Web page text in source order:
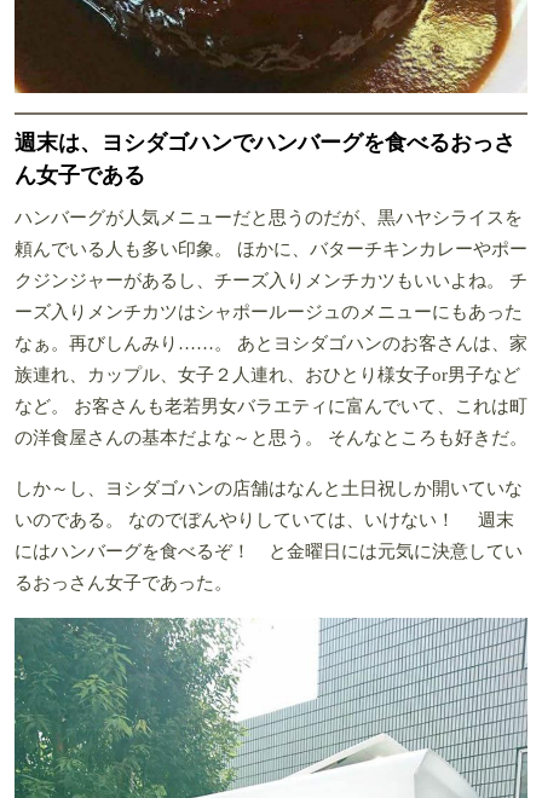
週末は、ヨシダゴハンでハンバーグを食べるおっさ
ん女子である
ハンバーグが人気メニューだと思うのだが、黒ハヤシライスを
頼んでいる人も多い印象。 ほかに、バターチキンカレーやポー
クジンジャーがあるし、チーズ入りメンチカツもいいよね。 チ
ーズ入りメンチカツはシャポールージュのメニューにもあった
なぁ。再びしんみり……。 あとヨシダゴハンのお客さんは、家
族連れ、カップル、女子２人連れ、おひとり様女子or男子など
など。 お客さんも老若男女バラエティに富んでいて、これは町
の洋食屋さんの基本だよな～と思う。 そんなところも好きだ。
しか～し、ヨシダゴハンの店舗はなんと土日祝しか開いていな
いのである。 なのでぼんやりしていては、いけない！ 週末
にはハンバーグを食べるぞ！ と金曜日には元気に決意してい
るおっさん女子であった。